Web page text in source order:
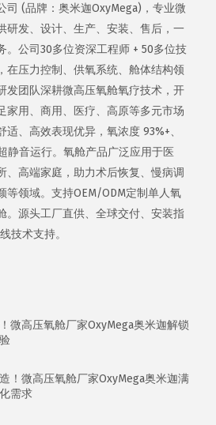
司 (品牌：奥米迦OxyMega)，专业微
研发、设计、生产、安装、售后，一
。公司30多位资深工程师 + 50多位技
在压力控制、供氧系统、舱体结构领
发团队深耕微高压氧舱氧疗技术，开
家用、商用、医疗、高原等多元市场
、高效表现优异，氧浓度 93%+、
静音运行。氧舱产品广泛应用于医
、高端家庭，助力术后恢复、慢病调
等领域。支持OEM/ODM定制单人氧
。源头工厂直供、全球交付、安装指
技术支持。
微高压氧舱厂家OxyMega奥米迦解锁
！微高压氧舱厂家OxyMega奥米迦满
需求